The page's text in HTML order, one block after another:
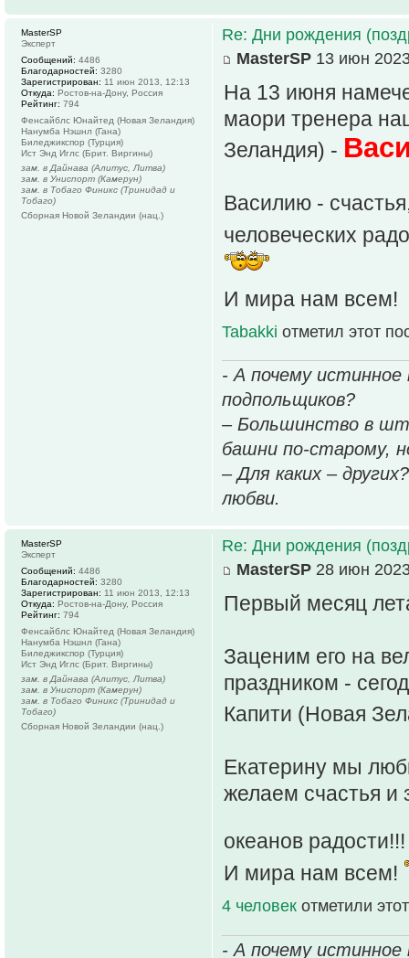
Re: Дни рождения
MasterSP 13 июн
На 13 июня
маори тренера
Зеландия) -
Василию -
человеческих
И мира нам всем!
Tabakki отметил этот
- А почему
подпольщиков?
– Большинство в
башни по-старому,
– Для каких –
любви.
MasterSP
Эксперт
Сообщений: 4486
Благодарностей: 3280
Зарегистрирован: 11 июн 2013, 12:13
Откуда: Ростов-на-Дону, Россия
Рейтинг: 794
Фенсайблс Юнайтед (Новая Зеландия)
Нанумба Нэшнл (Гана)
Биледжикспор (Турция)
Ист Энд Иглс (Брит. Виргины)
зам. в Дайнава (Алитус, Литва)
зам. в Униспорт (Камерун)
зам. в Тобаго Финикс (Тринидад и
Тобаго)
Сборная Новой Зеландии (нац.)
Re: Дни рождения
MasterSP 28 июн
Первый месяц
Заценим его на
праздником -
Капити (Новая
Екатерину мы
желаем счастья и
океанов
И мира нам всем!
4 человек отметили
- А почему
MasterSP
Эксперт
Сообщений: 4486
Благодарностей: 3280
Зарегистрирован: 11 июн 2013, 12:13
Откуда: Ростов-на-Дону, Россия
Рейтинг: 794
Фенсайблс Юнайтед (Новая Зеландия)
Нанумба Нэшнл (Гана)
Биледжикспор (Турция)
Ист Энд Иглс (Брит. Виргины)
зам. в Дайнава (Алитус, Литва)
зам. в Униспорт (Камерун)
зам. в Тобаго Финикс (Тринидад и
Тобаго)
Сборная Новой Зеландии (нац.)